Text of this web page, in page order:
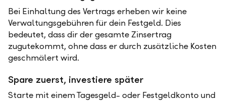
Bei Einhaltung des Vertrags erheben wir keine
Verwaltungsgebühren für dein Festgeld. Dies
bedeutet, dass dir der gesamte Zinsertrag
zugutekommt, ohne dass er durch zusätzliche Kosten
geschmälert wird.
Spare zuerst, investiere später
Starte mit einem Tagesgeld- oder Festgeldkonto und